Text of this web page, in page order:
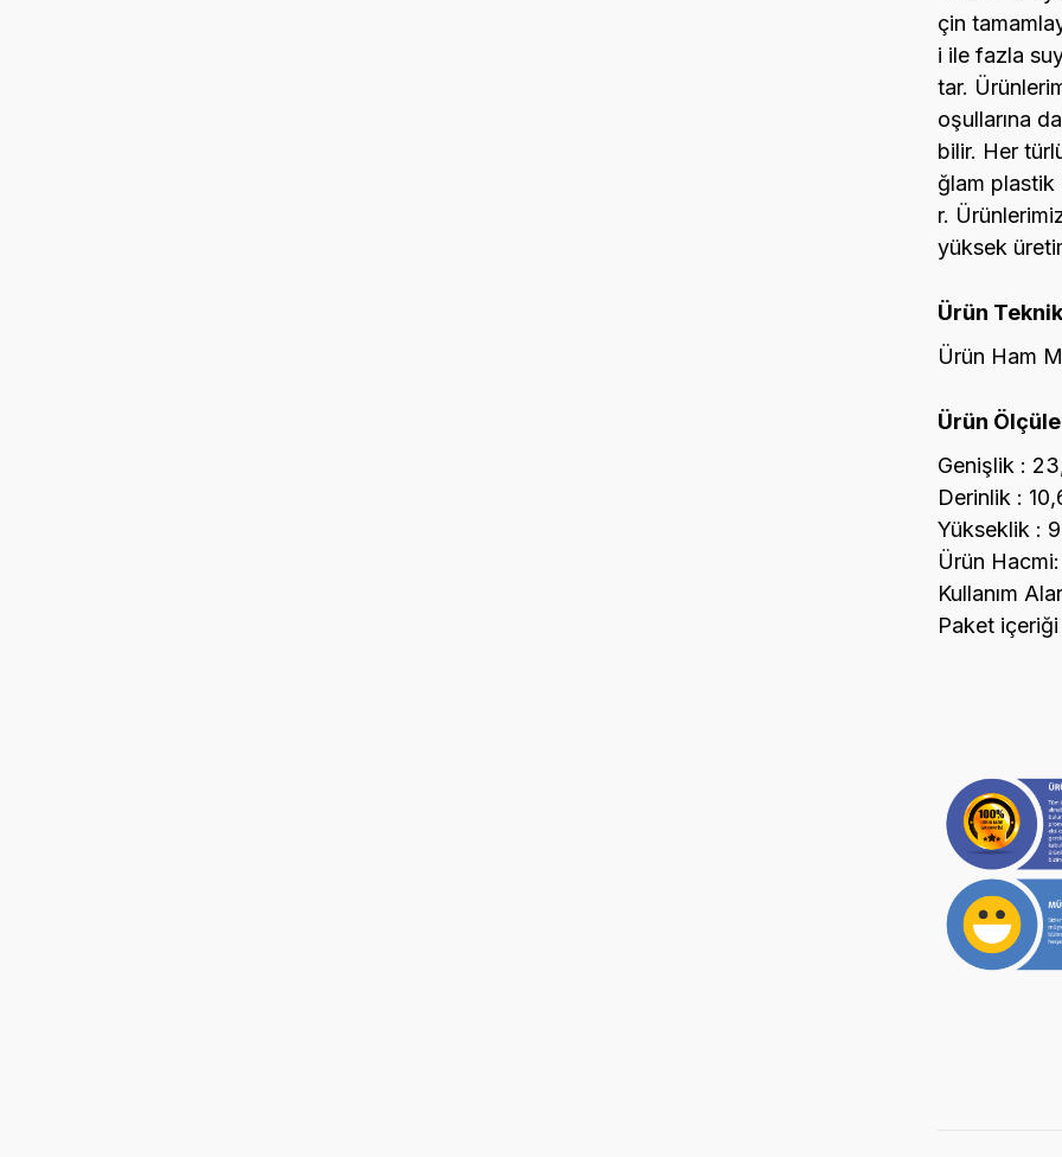
çin
i ile fazla
tar.
oşullarına
bilir. Her
ğlam plastik
r.
yüksek
Ürün
Ürün Ham
Ürün
Genişlik :
Derinlik :
Yükseklik :
Ürün
Kullanım
Paket